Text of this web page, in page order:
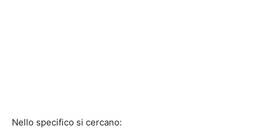
Nello specifico si cercano: